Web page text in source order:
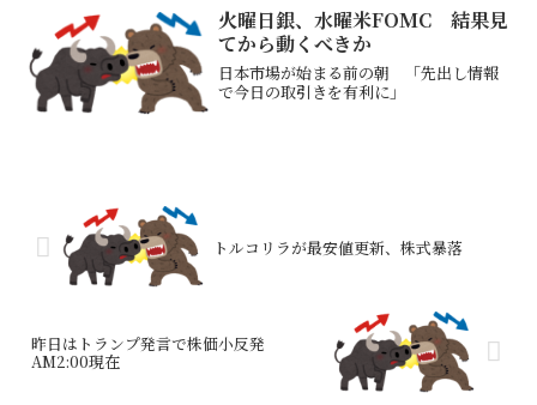
う手続きに入ります→森山幹事長の辞任
で終わるのか？...
火曜日銀、水曜米FOMC 結果見
てから動くべきか
日本市場が始まる前の朝 「先出し情報
で今日の取引きを有利に」
トルコリラが最安値更新、株式暴落
昨日はトランプ発言で株価小反発
AM2:00現在